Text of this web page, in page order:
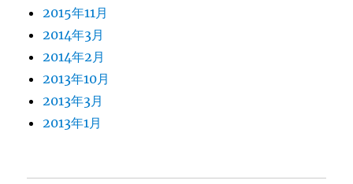
2015年11月
2014年3月
2014年2月
2013年10月
2013年3月
2013年1月